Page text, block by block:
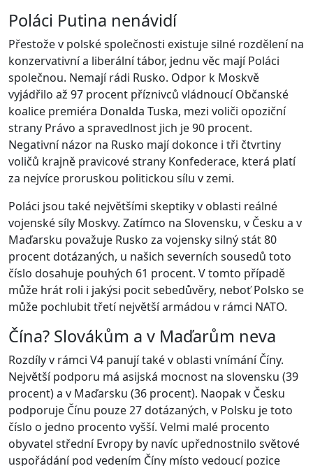
Poláci Putina nenávidí
Přestože v polské společnosti existuje silné rozdělení na
konzervativní a liberální tábor, jednu věc mají Poláci
společnou. Nemají rádi Rusko. Odpor k Moskvě
vyjádřilo až 97 procent příznivců vládnoucí Občanské
koalice premiéra Donalda Tuska, mezi voliči opoziční
strany Právo a spravedlnost jich je 90 procent.
Negativní názor na Rusko mají dokonce i tři čtvrtiny
voličů krajně pravicové strany Konfederace, která platí
za nejvíce proruskou politickou sílu v zemi.
Poláci jsou také největšími skeptiky v oblasti reálné
vojenské síly Moskvy. Zatímco na Slovensku, v Česku a v
Maďarsku považuje Rusko za vojensky silný stát 80
procent dotázaných, u našich severních sousedů toto
číslo dosahuje pouhých 61 procent. V tomto případě
může hrát roli i jakýsi pocit sebedůvěry, neboť Polsko se
může pochlubit třetí největší armádou v rámci NATO.
Čína? Slovákům a v Maďarům neva
Rozdíly v rámci V4 panují také v oblasti vnímání Číny.
Největší podporu má asijská mocnost na slovensku (39
procent) a v Maďarsku (36 procent). Naopak v Česku
podporuje Čínu pouze 27 dotázaných, v Polsku je toto
číslo o jedno procento vyšší. Velmi malé procento
obyvatel střední Evropy by navíc upřednostnilo světové
uspořádání pod vedením Číny místo vedoucí pozice